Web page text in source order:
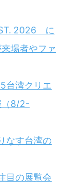
2026」に
場者やファ
台湾クリエ
（8/2-
なす台湾の
目の展覧会